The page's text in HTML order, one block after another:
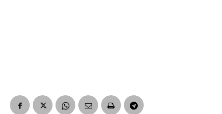
Dirección de correo electrónico